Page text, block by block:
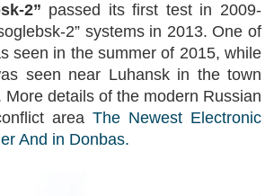
2” passed its first test in 2009-
2” systems in 2013. One of
seen in the summer of 2015, while
seen near Luhansk in the town
details of the modern Russian
area The Newest Electronic
And in Donbas.